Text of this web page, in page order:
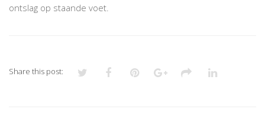
ontslag op staande voet.
Share this post: